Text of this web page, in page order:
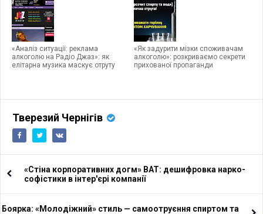
«Аналіз ситуації: реклама
алкоголю на Радіо Джаз»: як
елітарна музика маскує отруту
«Як задурити мізки споживачам
алкоголю»: розкриваємо секрети
прихованої пропаганди
Тверезий Чернігів
«Стіна корпоративних догм» ВАТ: дешифровка нарко-
софістики в інтер'єрі компанії
Боярка: «Молодiжний» стиль — самоотруєння спиртом та